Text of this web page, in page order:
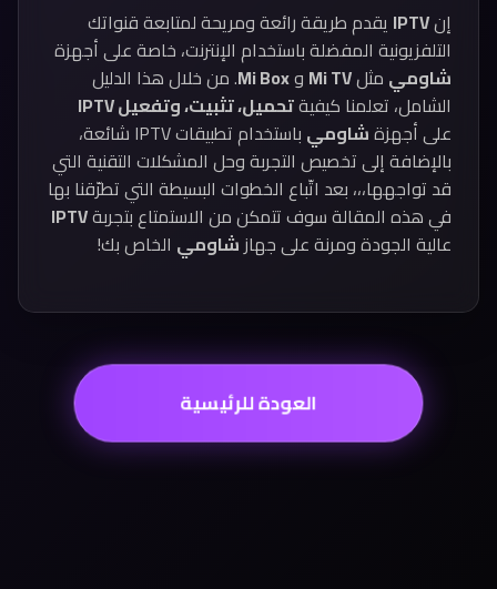
إنIPTV يقدم طريقة رائعة ومريحة لمتابعة قنواتك
التلفزيونية المفضلة باستخدام الإنترنت، خاصة على أجهزة
شاومي مثلMi TV وMi Box. من خلال هذا الدليل
الشامل، تعلمنا كيفيةتحميل، تثبيت، وتفعيل IPTV
على أجهزةشاومي
باستخدام تطبيقات IPTV شائعة،
بالإضافة إلى تخصيص التجربة وحل المشكلات التقنية التي
قد تواجهها،،، بعد اتّباع الخطوات البسيطة التي تطرّقنا بها
في هذه المقالة سوف تتمكن من الاستمتاع بتجربةIPTV
عالية الجودة ومرنة على جهازشاومي الخاص بك!
العودة للرئيسية